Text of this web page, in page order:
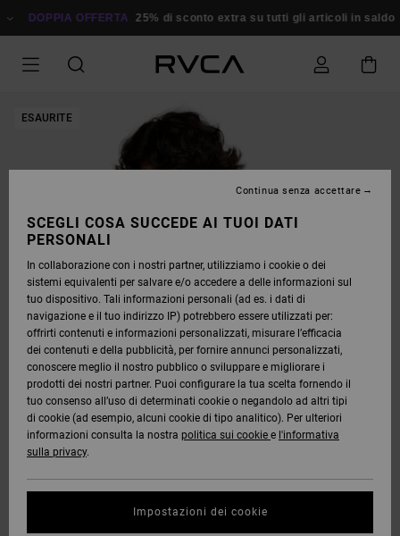
ALLEDOPPIA OFFERTA 25% di sconto extra su tutti gli articoli in saldo
ESAURITE
SCEGLI COSA SUCCEDE AI TUOI DATI
PERSONALI
In collaborazione con i nostri partner, utilizziamo i cookie o dei
sistemi equivalenti per salvare e/o accedere a delle informazioni sul
tuo dispositivo. Tali informazioni personali (ad es. i dati di
navigazione e il tuo indirizzo IP) potrebbero essere utilizzati per:
offrirti contenuti e informazioni personalizzati, misurare l’efficacia
dei contenuti e della pubblicità, per fornire annunci personalizzati,
conoscere meglio il nostro pubblico o sviluppare e migliorare i
prodotti dei nostri partner. Puoi configurare la tua scelta fornendo il
tuo consenso all’uso di determinati cookie o negandolo ad altri tipi
di cookie (ad esempio, alcuni cookie di tipo analitico). Per ulteriori
informazioni consulta la nostra politica sui cookie e l'informativa
sulla privacy.
Impostazioni dei cookie
Continua senza accettare